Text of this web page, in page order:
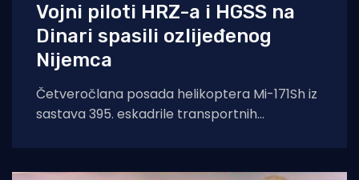
Vojni piloti HRZ-a i HGSS na
Dinari spasili ozlijeđenog
Nijemca
Četveročlana posada helikoptera Mi-171Sh iz
sastava 395. eskadrile transportnih